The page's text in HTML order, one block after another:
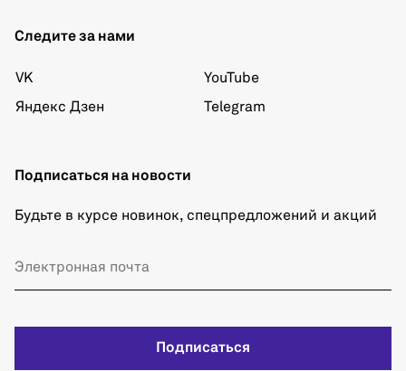
Следите за нами
VK
Яндекс Дзен
YouTube
Telegram
Подписаться на новости
Будьте в курсе новинок, спецпредложений и акций
Подписаться